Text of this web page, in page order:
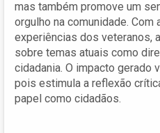
mas também promove um
orgulho na comunidade.
experiências dos veteranos,
sobre temas atuais como
cidadania. O impacto gerado
pois estimula a reflexão
papel como cidadãos.